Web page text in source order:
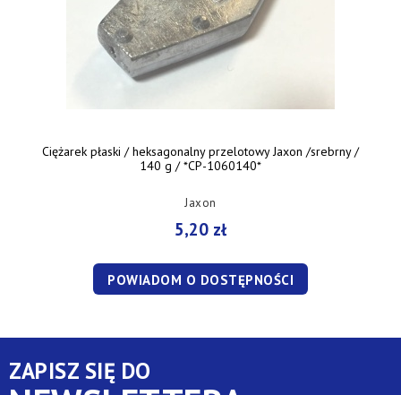
Ciężarek płaski / heksagonalny przelotowy Jaxon /srebrny /
140 g / *CP-1060140*
Jaxon
5,20 zł
POWIADOM O DOSTĘPNOŚCI
ZAPISZ SIĘ DO